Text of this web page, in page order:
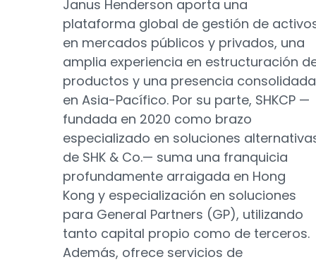
Janus Henderson aporta una
plataforma global de gestión de
en mercados públicos y privados, una
amplia experiencia en estructuración
productos y una presencia consolidada
en Asia-Pacífico. Por su parte, SHKCP —
fundada en 2020 como brazo
especializado en soluciones
de SHK & Co.— suma una franquicia
profundamente arraigada en Hong
Kong y especialización en soluciones
para General Partners (GP), utilizando
tanto capital propio como de terceros.
Además, ofrece servicios de